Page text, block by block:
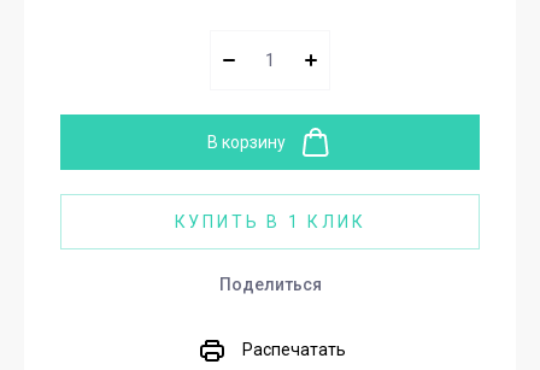
В корзину
КУПИТЬ В 1 КЛИК
Поделиться
Распечатать